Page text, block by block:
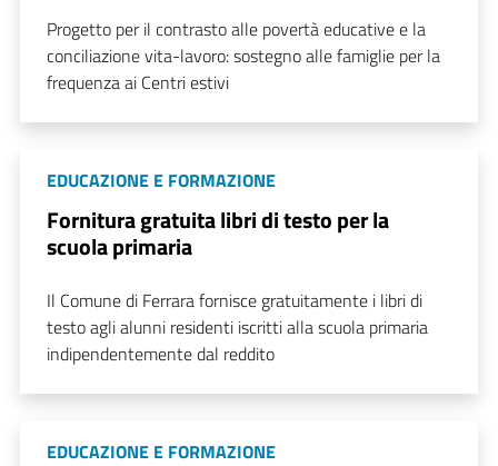
Progetto per il contrasto alle povertà educative e la
conciliazione vita-lavoro: sostegno alle famiglie per la
frequenza ai Centri estivi
EDUCAZIONE E FORMAZIONE
Fornitura gratuita libri di testo per la
scuola primaria
Il Comune di Ferrara fornisce gratuitamente i libri di
testo agli alunni residenti iscritti alla scuola primaria
indipendentemente dal reddito
EDUCAZIONE E FORMAZIONE